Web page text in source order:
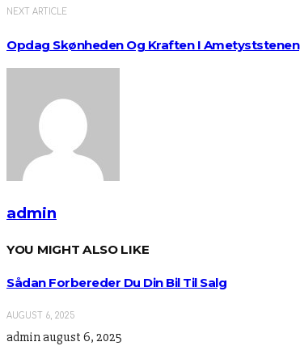
NEXT ARTICLE
Opdag Skønheden Og Kraften I Ametyststenen
admin
YOU MIGHT ALSO LIKE
Sådan Forbereder Du Din Bil Til Salg
AUGUST 6, 2025
adminaugust 6, 2025